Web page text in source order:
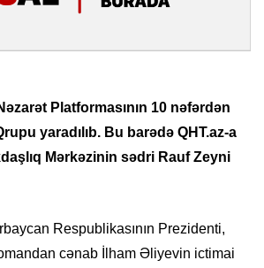
Platformasının 10 nəfərdən
yaradılıb. Bu barədə QHT.az-a
Mərkəzinin sədri Rauf Zeyni
Respublikasının Prezidenti,
cənab İlham Əliyevin ictimai